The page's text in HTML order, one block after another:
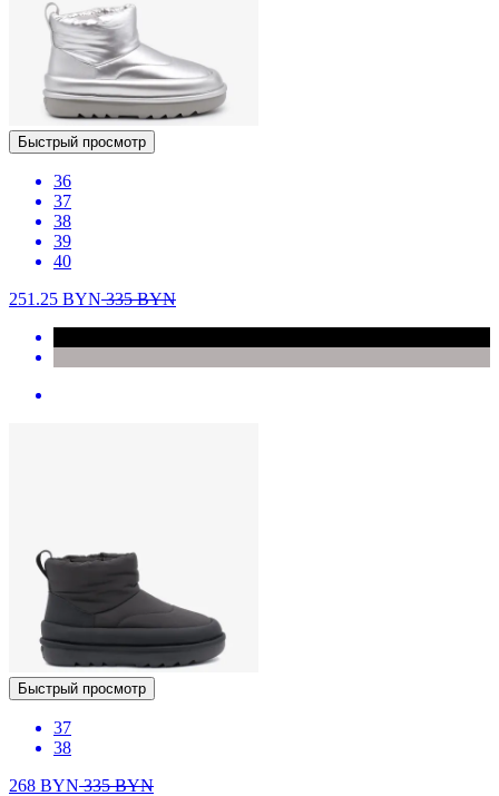
Быстрый просмотр
36
37
38
39
40
251.25 BYN335BYN
Быстрый просмотр
37
38
268 BYN335BYN